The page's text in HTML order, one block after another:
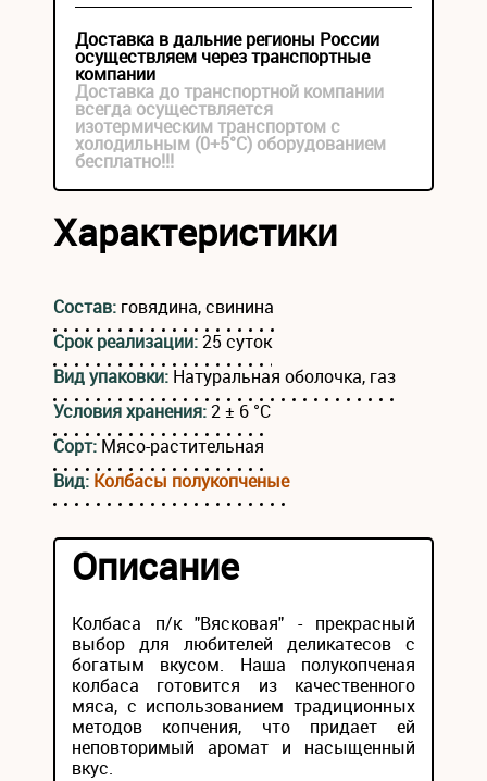
Доставка в дальние регионы России
осуществляем через транспортные
компании
Доставка до транспортной компании
всегда осуществляется
изотермическим транспортом с
холодильным (0+5°С) оборудованием
бесплатно!!!
Характеристики
Состав: говядина, свинина
Срок реализации:25 суток
Вид упаковки: Натуральная оболочка, газ
Условия хранения:2 ± 6 °С
Сорт: Мясо-растительная
Вид: Колбасы полукопченые
Описание
Колбаса п/к "Вясковая" - прекрасный
выбор для любителей деликатесов с
богатым вкусом. Наша полукопченая
колбаса готовится из качественного
мяса, с использованием традиционных
методов копчения, что придает ей
неповторимый аромат и насыщенный
вкус.